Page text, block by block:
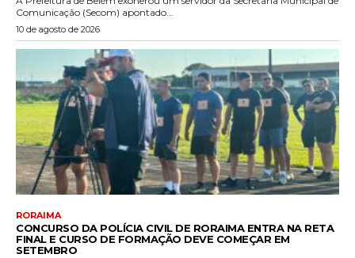
Comunicação (Secom) apontado...
10 de agosto de 2026
RORAIMA
CONCURSO DA POLÍCIA CIVIL DE RORAIMA ENTRA NA RETA
FINAL E CURSO DE FORMAÇÃO DEVE COMEÇAR EM
SETEMBRO